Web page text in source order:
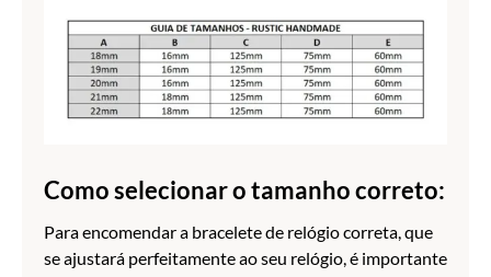
Como selecionar o tamanho correto:
Para encomendar a bracelete de relógio correta, que
se ajustará perfeitamente ao seu relógio, é importante